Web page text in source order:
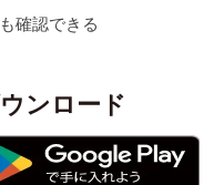
確認できる
ンロード